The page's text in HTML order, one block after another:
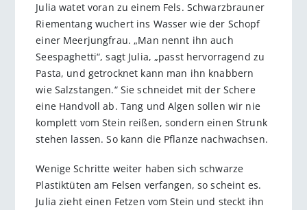
Julia watet voran zu einem Fels. Schwarzbrauner
Riementang wuchert ins Wasser wie der Schopf
einer Meerjungfrau. „Man nennt ihn auch
Seespaghetti“, sagt Julia, „passt hervorragend zu
Pasta, und getrocknet kann man ihn knabbern
wie Salzstangen.“ Sie schneidet mit der Schere
eine Handvoll ab. Tang und Algen sollen wir nie
komplett vom Stein reißen, sondern einen Strunk
stehen lassen. So kann die Pflanze nachwachsen.
Wenige Schritte weiter haben sich schwarze
Plastiktüten am Felsen verfangen, so scheint es.
Julia zieht einen Fetzen vom Stein und steckt ihn